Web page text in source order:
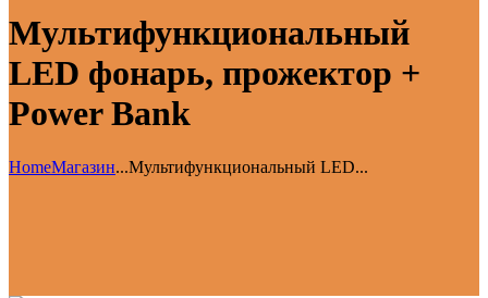
Мультифункциональный
LED фонарь, прожектор +
Power Bank
HomeМагазин...Мультифункциональный LED...